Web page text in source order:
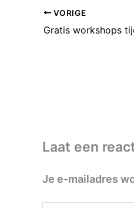
VORIGE
Laat een
Je e-mailadres